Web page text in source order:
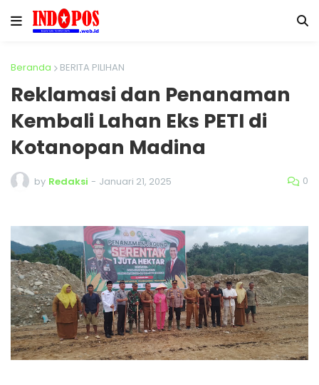
Beranda BERITA PILIHAN
Reklamasi dan Penanaman
Kembali Lahan Eks PETI di
Kotanopan Madina
by Redaksi - Januari 21, 2025 0